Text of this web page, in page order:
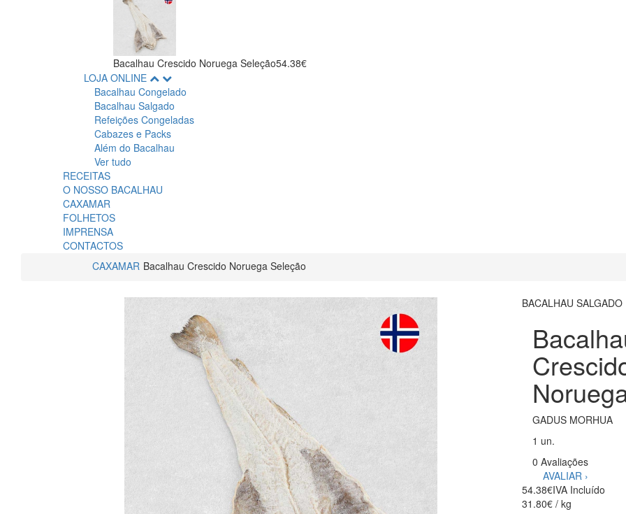
Bacalhau Crescido Noruega Seleção54.38€
LOJA ONLINE
Bacalhau Congelado
Bacalhau Salgado
Refeições Congeladas
Cabazes e Packs
Além do Bacalhau
Ver tudo
RECEITAS
O NOSSO BACALHAU
CAXAMAR
FOLHETOS
IMPRENSA
CONTACTOS
CAXAMAR Bacalhau Crescido Noruega Seleção
BACALHAU SALGADO
GADUS MORHUA
1 un.
0 Avaliações
AVALIAR ›
54.38€IVA Incluído
31.80€ / kg